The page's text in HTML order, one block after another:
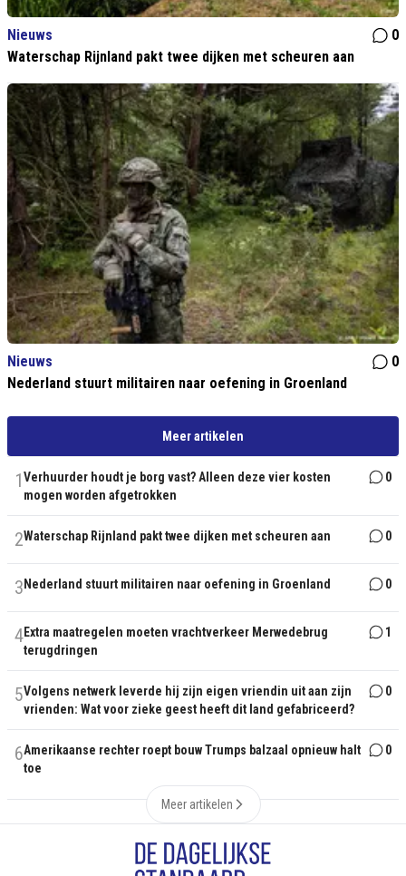
Nieuws
0
Waterschap Rijnland pakt twee dijken met scheuren aan
Nieuws
0
Nederland stuurt militairen naar oefening in Groenland
Meer artikelen
1Verhuurder houdt je borg vast? Alleen deze vier kosten
mogen worden afgetrokken
0
2Waterschap Rijnland pakt twee dijken met scheuren aan 0
3 Nederland stuurt militairen naar oefening in Groenland 0
4Extra maatregelen moeten vrachtverkeer Merwedebrug
terugdringen
1
5Volgens netwerk leverde hij zijn eigen vriendin uit aan zijn
vrienden: Wat voor zieke geest heeft dit land gefabriceerd?
0
6Amerikaanse rechter roept bouw Trumps balzaal opnieuw halt
toe
0
Meer artikelen